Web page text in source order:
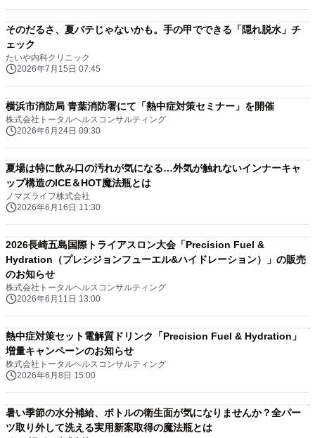
そのだるさ、夏バテじゃないかも。手の甲でできる「隠れ脱水」チ
ェック
たいや内科クリニック
2026年7月15日 07:45
横浜市消防局 青葉消防署にて「熱中症対策セミナー」を開催
株式会社トータルヘルスコンサルティング
2026年6月24日 09:30
夏場は特に飲み口の汚れが気になる…外気が触れないインナーキャ
ップ構造のICE＆HOT魔法瓶とは
ノマズライフ株式会社
2026年6月16日 11:30
2026長崎五島国際トライアスロン大会「Precision Fuel &
Hydration（プレシジョンフューエル&ハイドレーション）」の販売
のお知らせ
株式会社トータルヘルスコンサルティング
2026年6月11日 13:00
熱中症対策セット電解質ドリンク「Precision Fuel & Hydration」
増量キャンペーンのお知らせ
株式会社トータルヘルスコンサルティング
2026年6月8日 15:00
暑い季節の水分補給、ボトルの衛生面が気になりませんか？全パー
ツ取り外して洗える実用新案取得の魔法瓶とは